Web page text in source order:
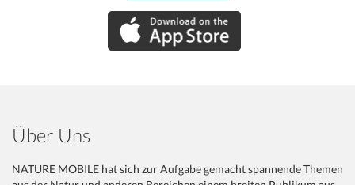
Über Uns
NATURE MOBILE hat sich zur Aufgabe gemacht spannende Themen